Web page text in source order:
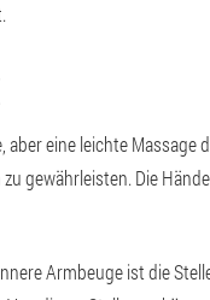
eine leichte
gewährleisten. Die
Armbeuge ist die